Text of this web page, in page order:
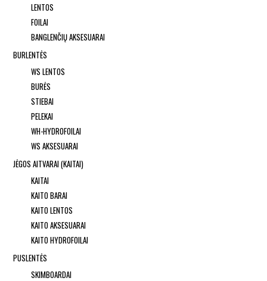
LENTOS
FOILAI
BANGLENČIŲ AKSESUARAI
BURLENTĖS
WS LENTOS
BURĖS
STIEBAI
PELEKAI
WH-HYDROFOILAI
WS AKSESUARAI
JĖGOS AITVARAI (KAITAI)
KAITAI
KAITO BARAI
KAITO LENTOS
KAITO AKSESUARAI
KAITO HYDROFOILAI
PUSLENTĖS
SKIMBOARDAI